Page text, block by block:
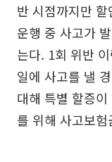
반 시점까지만
운행 중 사고가
는다. 1회 위반
일에 사고를 낼
대해 특별 할증
를 위해 사고보